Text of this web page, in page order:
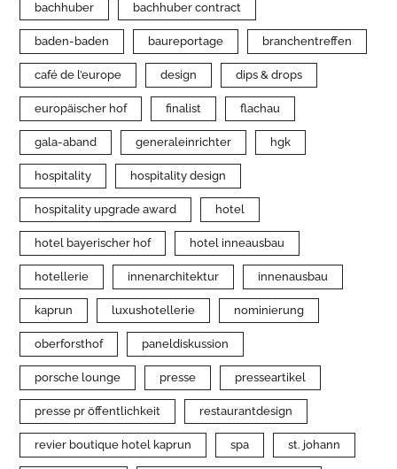
bachhuber bachhuber contract
baden-baden baureportage branchentreffen
café de l’europe design dips & drops
europäischer hof finalist flachau
gala-aband generaleinrichter hgk
hospitality hospitality design
hospitality upgrade award hotel
hotel bayerischer hof hotel inneausbau
hotellerie innenarchitektur innenausbau
kaprun luxushotellerie nominierung
oberforsthof paneldiskussion
porsche lounge presse presseartikel
presse pr öffentlichkeit restaurantdesign
revier boutique hotel kaprun spa st. johann